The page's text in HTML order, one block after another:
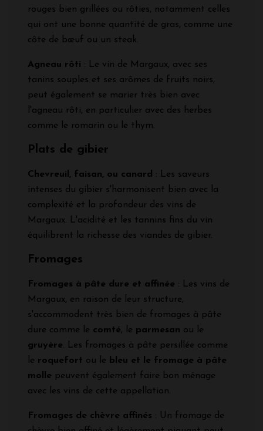
rouges bien grillées ou rôties, notamment celles
qui ont une bonne quantité de gras, comme une
côte de bœuf ou un steak.
Agneau rôti : Le vin de Margaux, avec ses
tanins souples et ses arômes de fruits noirs,
peut également se marier très bien avec
l'agneau rôti, en particulier avec des herbes
comme le romarin ou le thym.
Plats de gibier
Chevreuil, faisan, ou canard : Les saveurs
intenses du gibier s'harmonisent bien avec la
complexité et la profondeur des vins de
Margaux. L'acidité et les tannins fins du vin
équilibrent la richesse des viandes de gibier.
Fromages
Fromages à pâte dure et affinée : Les vins de
Margaux, en raison de leur structure,
s'accommodent très bien de fromages à pâte
dure comme le comté, le parmesan ou le
gruyère. Les fromages à pâte persillée comme
le roquefort ou le
bleu et le fromage à pâte
molle peuvent également faire bon ménage
avec les vins de cette appellation.
Fromages de chèvre affinés : Un fromage de